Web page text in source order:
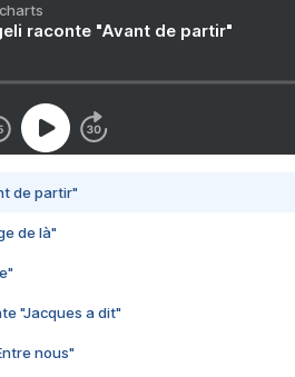
raconte "Avant de partir"
de partir"
de là"
"Jacques a dit"
nous"